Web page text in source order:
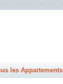
les Appartements